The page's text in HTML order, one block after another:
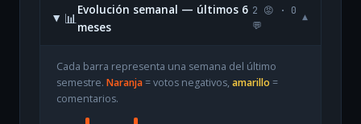
📊
Evolución semanal — últimos 6
meses
2 😡 · 0
💬
▾
Cada barra representa una semana del último
semestre. Naranja= votos negativos, amarillo =
comentarios.